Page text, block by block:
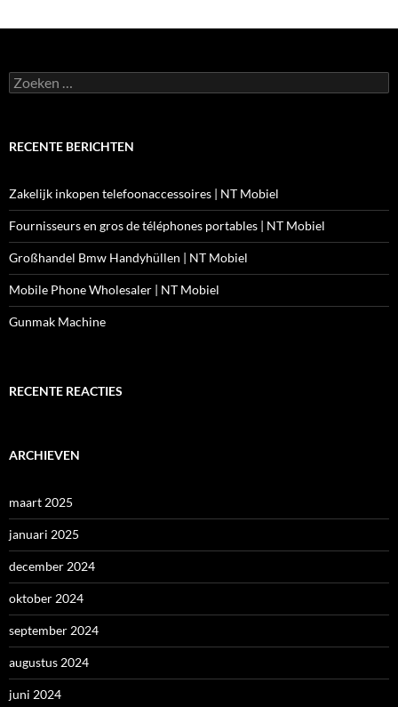
Zoeken
naar:
RECENTE BERICHTEN
Zakelijk inkopen telefoonaccessoires | NT Mobiel
Fournisseurs en gros de téléphones portables | NT Mobiel
Großhandel Bmw Handyhüllen | NT Mobiel
Mobile Phone Wholesaler | NT Mobiel
Gunmak Machine
RECENTE REACTIES
ARCHIEVEN
maart 2025
januari 2025
december 2024
oktober 2024
september 2024
augustus 2024
juni 2024